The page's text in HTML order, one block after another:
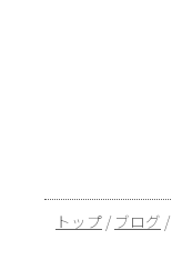
現
トップ / ブログ /